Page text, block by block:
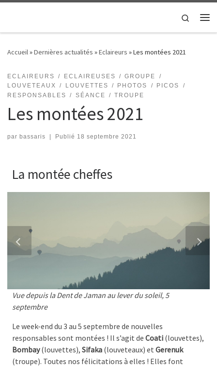
Search
Accueil»Dernières actualités »Eclaireurs »Les montées 2021
ECLAIREURS ECLAIREUSES
GROUPE
LOUVETEAUX
LOUVETTES PHOTOS
PICOS
RESPONSABLES
SÉANCE TROUPE
Les montées 2021
par bassaris Publié 18 septembre 2021
La montée cheffes
Vue depuis la Dent de Jaman au lever du soleil, 5
septembre
Le week-end du 3 au 5 septembre de nouvelles
responsables sont montées ! Il s’agit de Coati (louvettes),
Bombay(louvettes), Sifaka (louveteaux) et Gerenuk
(troupe). Toutes nos félicitations à elles ! Elles font